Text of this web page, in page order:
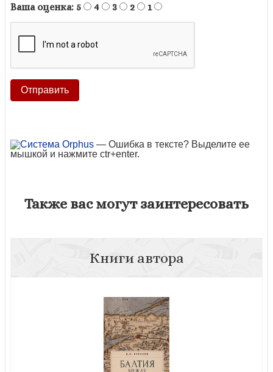
Ваша оценка: 5 4 3 2 1
— Ошибка в тексте? Выделите ее
мышкой и нажмите ctr+enter.
Также вас могут заинтересовать
Книги автора